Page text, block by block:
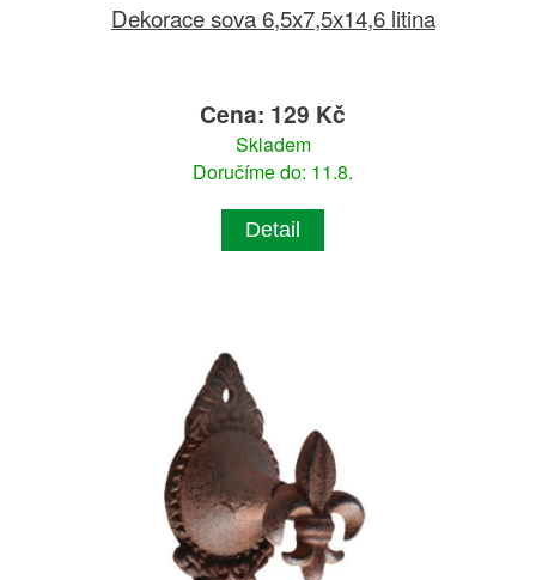
Dekorace sova 6,5x7,5x14,6 litina
Cena: 129 Kč
Skladem
Doručíme do: 11.8.
Detail